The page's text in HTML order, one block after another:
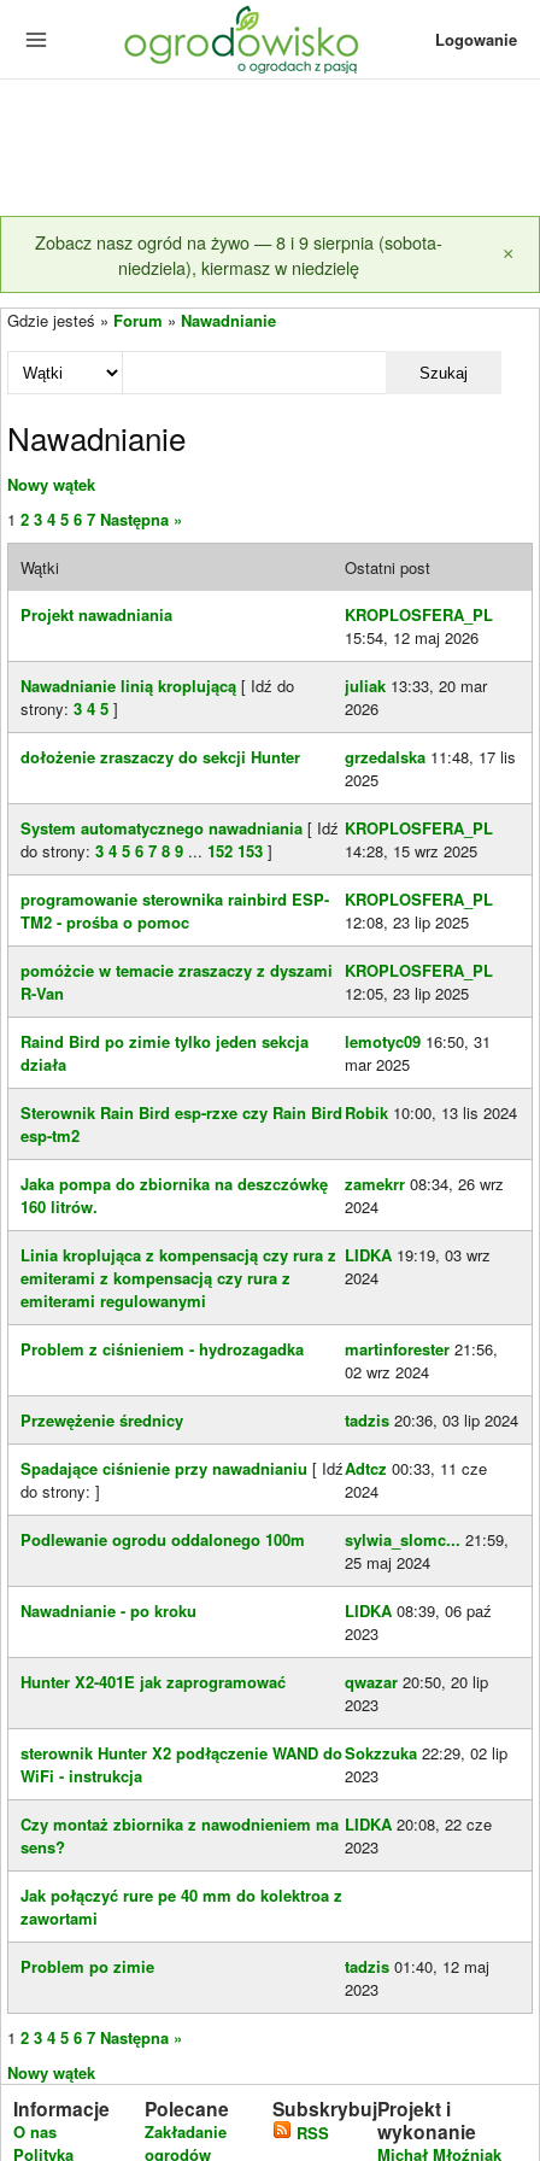
Logowanie
Zobacz nasz ogród na żywo — 8 i 9 sierpnia (sobota-
niedziela), kiermasz w niedzielę
×
Gdzie jesteś » Forum » Nawadnianie
Szukaj
Nawadnianie
Nowy wątek
1 2 3 4 5 6 7 Następna »
Wątki Ostatni post
Projekt nawadniania
KROPLOSFERA_PL
15:54, 12 maj 2026
Nawadnianie linią kroplującą [ Idź do
strony: 3 4 5 ]
juliak 13:33, 20 mar
2026
dołożenie zraszaczy do sekcji Hunter grzedalska 11:48, 17 lis
2025
System automatycznego nawadniania [ Idź
do strony: 3 4 5 6 7 8 9 ... 152 153 ]
KROPLOSFERA_PL
14:28, 15 wrz 2025
programowanie sterownika rainbird ESP-
TM2 - prośba o pomoc
KROPLOSFERA_PL
12:08, 23 lip 2025
pomóżcie w temacie zraszaczy z dyszami
R-Van
KROPLOSFERA_PL
12:05, 23 lip 2025
Raind Bird po zimie tylko jeden sekcja
działa
lemotyc09 16:50, 31
mar 2025
Sterownik Rain Bird esp-rzxe czy Rain Bird
esp-tm2
Robik 10:00, 13 lis 2024
Jaka pompa do zbiornika na deszczówkę
160 litrów.
zamekrr 08:34, 26 wrz
2024
Linia kroplująca z kompensacją czy rura z
emiterami z kompensacją czy rura z
emiterami regulowanymi
LIDKA 19:19, 03 wrz
2024
Problem z ciśnieniem - hydrozagadka martinforester 21:56,
02 wrz 2024
Przewężenie średnicy tadzis 20:36, 03 lip 2024
Spadające ciśnienie przy nawadnianiu [ Idź
do strony: ]
Adtcz 00:33, 11 cze
2024
Podlewanie ogrodu oddalonego 100m sylwia_slomc... 21:59,
25 maj 2024
Nawadnianie - po kroku LIDKA 08:39, 06 paź
2023
Hunter X2-401E jak zaprogramować qwazar 20:50, 20 lip
2023
sterownik Hunter X2 podłączenie WAND do
WiFi - instrukcja
Sokzzuka 22:29, 02 lip
2023
Czy montaż zbiornika z nawodnieniem ma
sens?
LIDKA 20:08, 22 cze
2023
Jak połączyć rure pe 40 mm do kolektroa z
zawortami
Problem po zimie tadzis 01:40, 12 maj
2023
1 2 3 4 5 6 7 Następna »
Nowy wątek
Informacje
O nas
Polityka
Polecane
Zakładanie
ogrodów
Subskrybuj
RSS
Projekt i
wykonanie
Michał Młoźniak